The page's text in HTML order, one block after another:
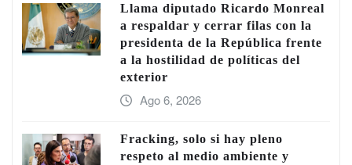
Llama diputado Ricardo Monreal
a respaldar y cerrar filas con la
presidenta de la República frente
a la hostilidad de políticas del
exterior
Ago 6, 2026
Fracking, solo si hay pleno
respeto al medio ambiente y